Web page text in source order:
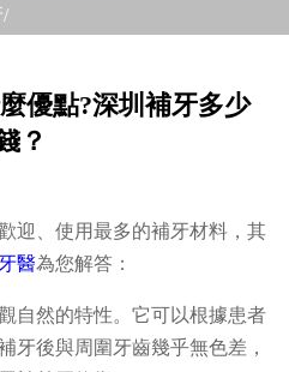
/
優點?深圳補牙多少
？
迎、使用最多的補牙材料，其
醫為您解答：
自然的特性。它可以根據患者
牙後與周圍牙齒幾乎無色差，